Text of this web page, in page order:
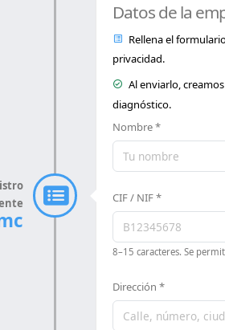
Datos de la
Rellena el
privacidad.
Al enviarlo,
diagnóstico.
Nombre *
CIF / NIF *
8–15 caracteres. Se
Dirección *